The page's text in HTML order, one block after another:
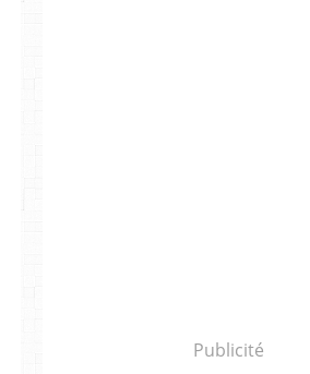
Publicité